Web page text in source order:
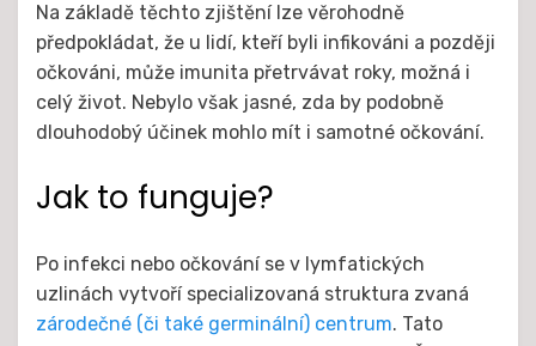
Na základě těchto zjištění lze věrohodně
předpokládat, že u lidí, kteří byli infikováni a později
očkováni, může imunita přetrvávat roky, možná i
celý život. Nebylo však jasné, zda by podobně
dlouhodobý účinek mohlo mít i samotné očkování.
Jak to funguje?
Po infekci nebo očkování se v lymfatických
uzlinách vytvoří specializovaná struktura zvaná
zárodečné (či také germinální) centrum. Tato